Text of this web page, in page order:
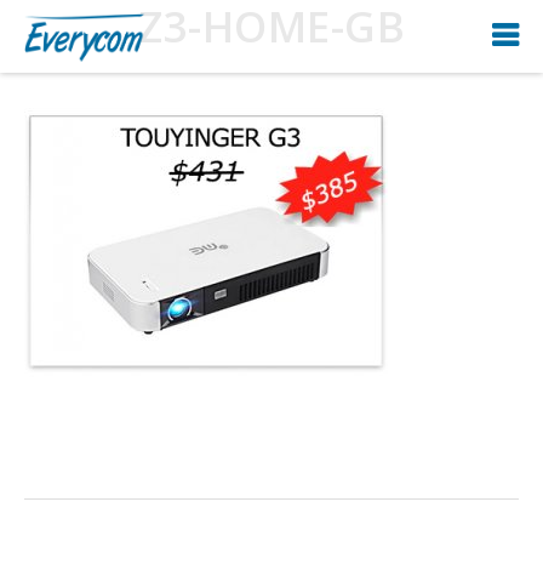
Z3-HOME-GB